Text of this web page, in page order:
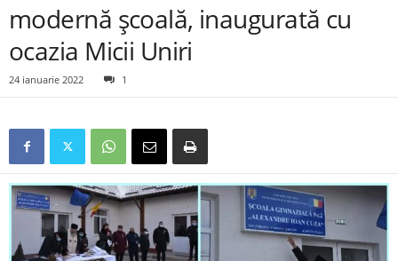
modernă școală, inaugurată cu
ocazia Micii Uniri
24 ianuarie 2022 1